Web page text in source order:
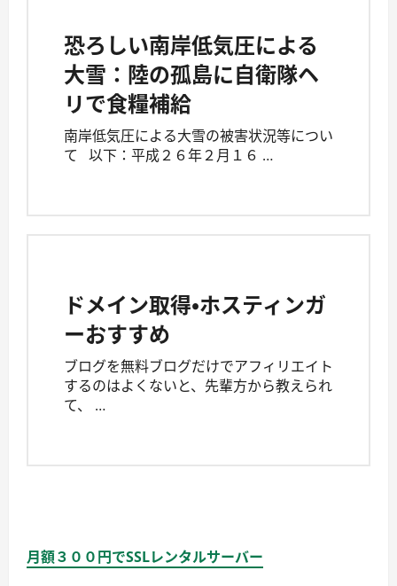
恐ろしい南岸低気圧による
大雪：陸の孤島に自衛隊ヘ
リで食糧補給
南岸低気圧による大雪の被害状況等につい
て 以下：平成２６年２月１６ …
ドメイン取得・ホスティンガ
ーおすすめ
ブログを無料ブログだけでアフィリエイト
するのはよくないと、先輩方から教えられ
て、 …
月額３００円でSSLレンタルサーバー